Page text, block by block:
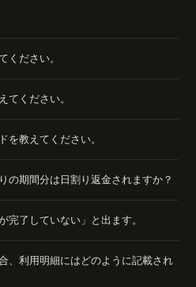
ください。
てください。
を教えてください。
の期間分は日割り返金されますか？
完了していない」と出ます。
、利用明細にはどのように記載され